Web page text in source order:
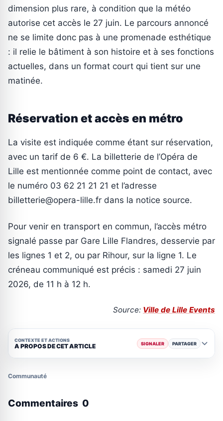
dimension plus rare, à condition que la météo
autorise cet accès le 27 juin. Le parcours annoncé
ne se limite donc pas à une promenade esthétique
: il relie le bâtiment à son histoire et à ses fonctions
actuelles, dans un format court qui tient sur une
matinée.
Réservation et accès en métro
La visite est indiquée comme étant sur réservation,
avec un tarif de 6 €. La billetterie de l’Opéra de
Lille est mentionnée comme point de contact, avec
le numéro 03 62 21 21 21 et l’adresse
billetterie@opera-lille.fr dans la notice source.
Pour venir en transport en commun, l’accès métro
signalé passe par Gare Lille Flandres, desservie par
les lignes 1 et 2, ou par Rihour, sur la ligne 1. Le
créneau communiqué est précis : samedi 27 juin
2026, de 11 h à 12 h.
Source: Ville de Lille Events
CONTEXTE ET ACTIONS
A PROPOS DE CET ARTICLE SIGNALER PARTAGER
Communauté
Commentaires 0